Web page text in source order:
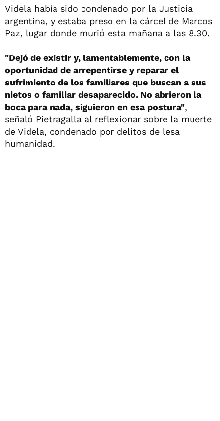
Videla había sido condenado por la Justicia
argentina, y estaba preso en la cárcel de Marcos
Paz, lugar donde murió esta mañana a las 8.30.
"Dejó de existir y, lamentablemente, con la
oportunidad de arrepentirse y reparar el
sufrimiento de los familiares que buscan a sus
nietos o familiar desaparecido. No abrieron la
boca para nada, siguieron en esa postura",
señaló Pietragalla al reflexionar sobre la muerte
de Videla, condenado por delitos de lesa
humanidad.